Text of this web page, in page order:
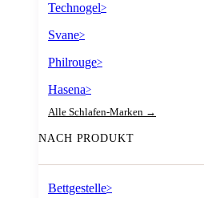
Technogel>
Svane>
Philrouge>
Hasena>
Alle Schlafen-Marken →
NACH PRODUKT
Bettgestelle>